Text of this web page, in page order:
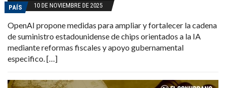
PAÍS 10 DE NOVIEMBRE DE 2025
OpenAI propone medidas para ampliar y fortalecer la cadena
de suministro estadounidense de chips orientados a la IA
mediante reformas fiscales y apoyo gubernamental
especifico. […]